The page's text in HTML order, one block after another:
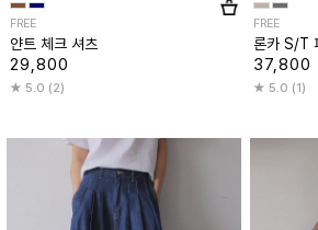
FREE
얀트 체크 셔츠
29,800
5.0 (2)
FREE
론카 S/T
37,800
5.0 (1)